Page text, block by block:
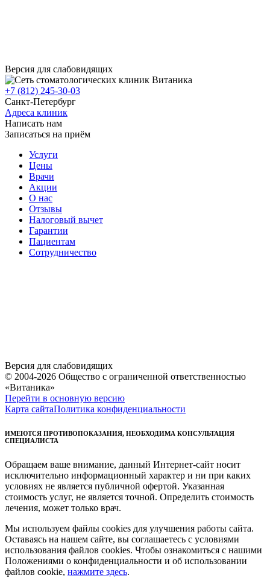
Версия для слабовидящих
+7 (812) 245-30-03
Санкт-Петербург
Адреса клиник
Написать нам
Записаться на приём
Услуги
Цены
Врачи
Акции
О нас
Отзывы
Налоговый вычет
Гарантии
Пациентам
Сотрудничество
Версия для слабовидящих
© 2004-2026 Общество с ограниченной ответственностью
«Витаника»
Перейти в основную версию
Карта сайтаПолитика конфиденциальности
ИМЕЮТСЯ ПРОТИВОПОКАЗАНИЯ, НЕОБХОДИМА КОНСУЛЬТАЦИЯ
СПЕЦИАЛИСТА
Обращаем ваше внимание, данный Интернет-сайт носит
исключительно информационный характер и ни при каких
условиях не является публичной офертой. Указанная
стоимость услуг, не является точной. Определить стоимость
лечения, может только врач.
Мы используем файлы cookies для улучшения работы сайта.
Оставаясь на нашем сайте, вы соглашаетесь с условиями
использования файлов cookies. Чтобы ознакомиться с нашими
Положениями о конфиденциальности и об использовании
файлов cookie, нажмите здесь.